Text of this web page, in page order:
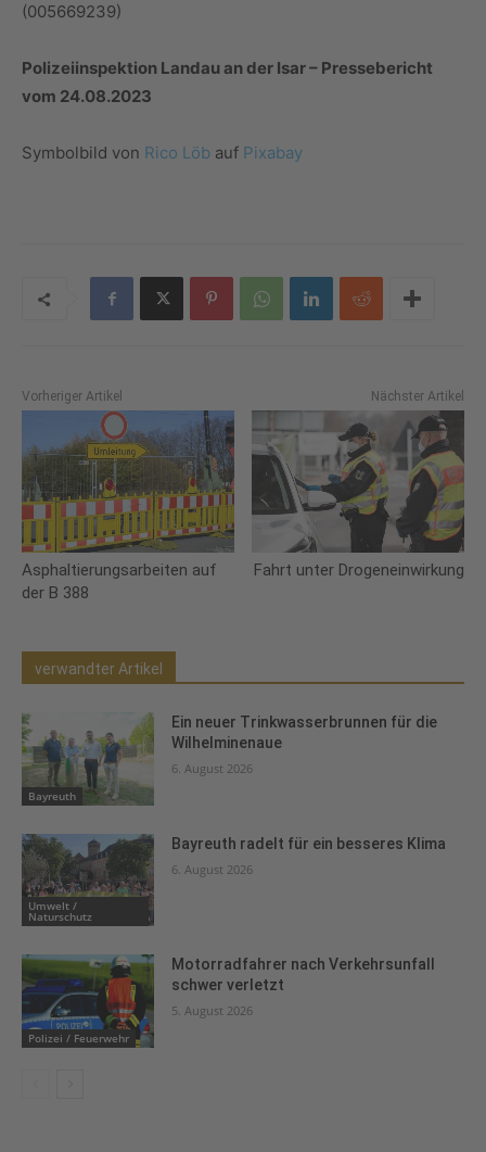
(005669239)
Polizeiinspektion Landau an der Isar – Pressebericht
vom 24.08.2023
Symbolbild von Rico Löb auf Pixabay
Vorheriger Artikel
Asphaltierungsarbeiten auf
der B 388
Nächster Artikel
Fahrt unter Drogeneinwirkung
verwandter Artikel
Bayreuth
Ein neuer Trinkwasserbrunnen für die
Wilhelminenaue
6. August 2026
Umwelt /
Naturschutz
Bayreuth radelt für ein besseres Klima
6. August 2026
Polizei / Feuerwehr
Motorradfahrer nach Verkehrsunfall
schwer verletzt
5. August 2026